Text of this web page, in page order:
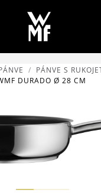
PÁNVE S
DURADO Ø 28 CM